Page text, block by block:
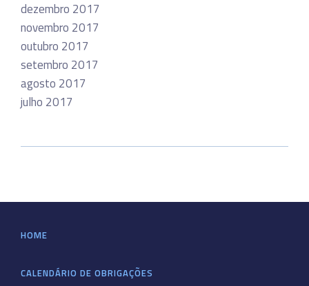
dezembro 2017
novembro 2017
outubro 2017
setembro 2017
agosto 2017
julho 2017
HOME
CALENDÁRIO DE OBRIGAÇÕES